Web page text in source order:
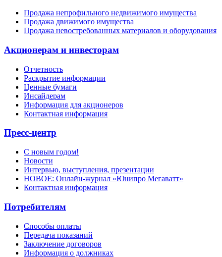
Продажа непрофильного недвижимого имущества
Продажа движимого имущества
Продажа невостребованных материалов и оборудования
Акционерам и инвесторам
Отчетность
Раскрытие информации
Ценные бумаги
Инсайдерам
Информация для акционеров
Контактная информация
Пресс-центр
С новым годом!
Новости
Интервью, выступления, презентации
НОВОЕ: Онлайн-журнал «Юнипро Мегаватт»
Контактная информация
Потребителям
Способы оплаты
Передача показаний
Заключение договоров
Информация о должниках